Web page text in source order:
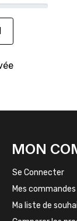
MON
Se Connecter
Mes commandes
Ma liste de